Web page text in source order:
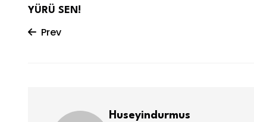
YÜRÜ SEN!
Prev
Huseyindurmus